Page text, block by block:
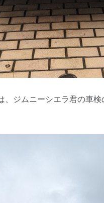
、ジムニーシエラ君の車